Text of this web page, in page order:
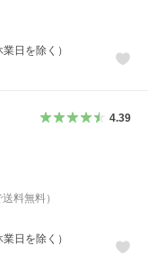
日を除く）
4.39
料無料）
日を除く）